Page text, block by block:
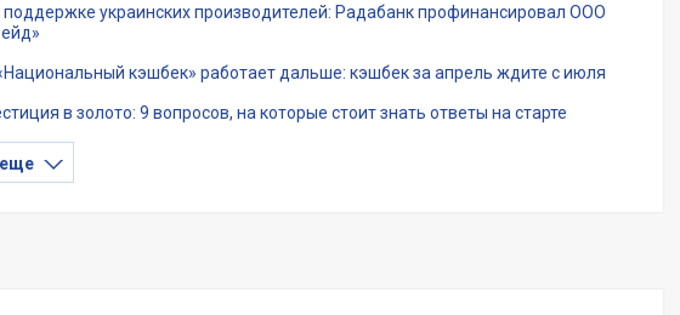
украинских производителей: Радабанк профинансировал ООО
кэшбек» работает дальше: кэшбек за апрель ждите с июля
в золото: 9 вопросов, на которые стоит знать ответы на старте
еще